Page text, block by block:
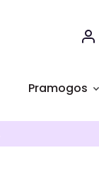
Pramogos